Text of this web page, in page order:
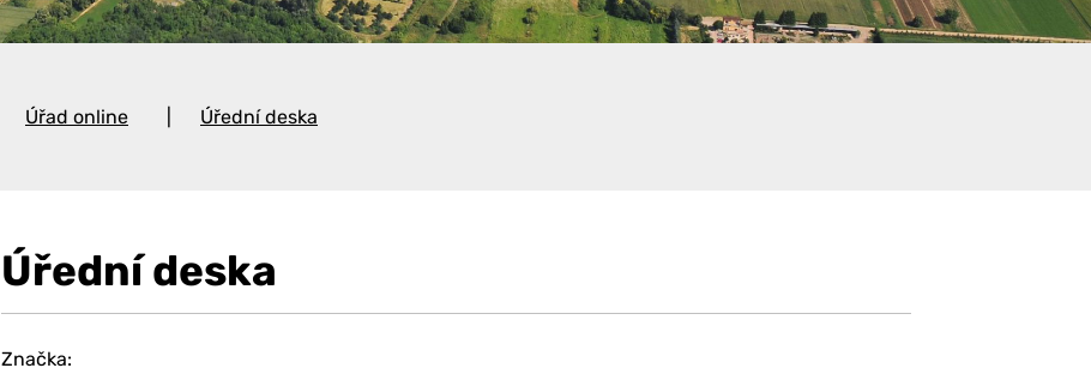
Úřad online Úřední deska
Úřední deska
Značka: